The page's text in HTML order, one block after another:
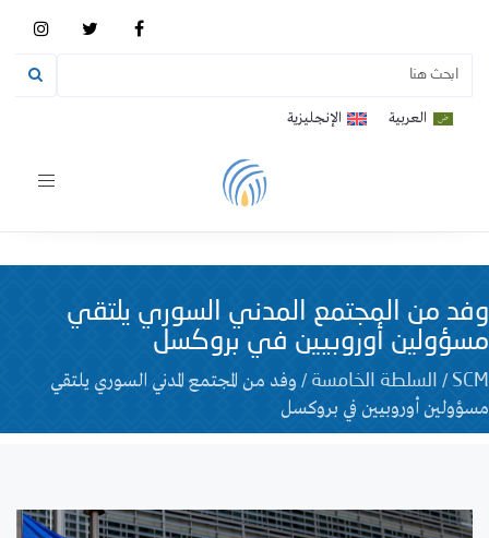
العربية الإنجليزية
Toggle
وفد من المجتمع المدني السوري يلتقي
مسؤولين أوروبيين في بروكسل
SCM
/ السلطة الخامسة / وفد من المجتمع المدني السوري يلتقي
مسؤولين أوروبيين في بروكسل